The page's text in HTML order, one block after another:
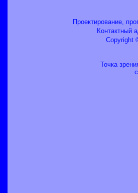
Проектирование,
Контактный
Copyright
Точка